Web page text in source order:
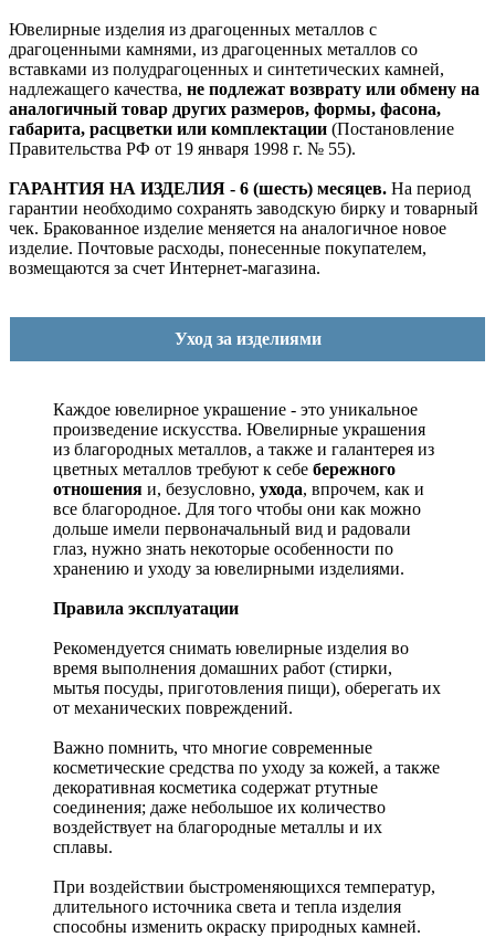
Ювелирные изделия из драгоценных металлов с
драгоценными камнями, из драгоценных металлов со
вставками из полудрагоценных и синтетических камней,
надлежащего качества, не подлежат возврату или обмену на
аналогичный товар других размеров, формы, фасона,
габарита, расцветки или комплектации (Постановление
Правительства РФ от 19 января 1998 г. № 55).
ГАРАНТИЯ НА ИЗДЕЛИЯ - 6 (шесть) месяцев. На период
гарантии необходимо сохранять заводскую бирку и товарный
чек. Бракованное изделие меняется на аналогичное новое
изделие. Почтовые расходы, понесенные покупателем,
возмещаются за счет Интернет-магазина.
Уход за изделиями
Каждое ювелирное украшение - это уникальное
произведение искусства. Ювелирные украшения
из благородных металлов, а также и галантерея из
цветных металлов требуют к себе бережного
отношения и, безусловно, ухода, впрочем, как и
все благородное. Для того чтобы они как можно
дольше имели первоначальный вид и радовали
глаз, нужно знать некоторые особенности по
хранению и уходу за ювелирными изделиями.
Правила эксплуатации
Рекомендуется снимать ювелирные изделия во
время выполнения домашних работ (стирки,
мытья посуды, приготовления пищи), оберегать их
от механических повреждений.
Важно помнить, что многие современные
косметические средства по уходу за кожей, а также
декоративная косметика содержат ртутные
соединения; даже небольшое их количество
воздействует на благородные металлы и их
сплавы.
При воздействии быстроменяющихся температур,
длительного источника света и тепла изделия
способны изменить окраску природных камней.